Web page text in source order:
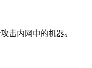
击内网中的机器。